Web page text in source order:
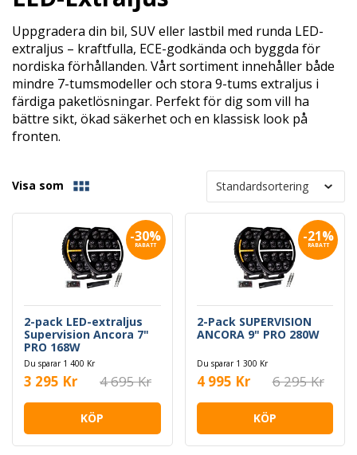
Uppgradera din bil, SUV eller lastbil med runda LED-
extraljus – kraftfulla, ECE-godkända och byggda för
nordiska förhållanden. Vårt sortiment innehåller både
mindre 7-tumsmodeller och stora 9-tums extraljus i
färdiga paketlösningar. Perfekt för dig som vill ha
bättre sikt, ökad säkerhet och en klassisk look på
fronten.
Visa som
-30%
RABATT
2-pack LED-extraljus
Supervision Ancora 7"
PRO 168W
Du sparar 1 400 Kr
3 295 Kr 4 695 Kr
KÖP
-21%
RABATT
2-Pack SUPERVISION
ANCORA 9" PRO 280W
Du sparar 1 300 Kr
4 995 Kr 6 295 Kr
KÖP